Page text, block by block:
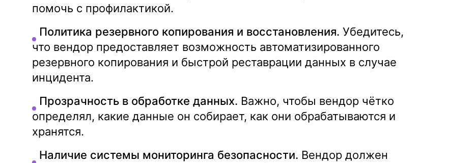
помочь с профилактикой.
Политика резервного копирования и восстановления. Убедитесь,
что вендор предоставляет возможность автоматизированного
резервного копирования и быстрой реставрации данных в случае
инцидента.
Прозрачность в обработке данных. Важно, чтобы вендор чётко
определял, какие данные он собирает, как они обрабатываются и
хранятся.
Наличие системы мониторинга безопасности. Вендор должен